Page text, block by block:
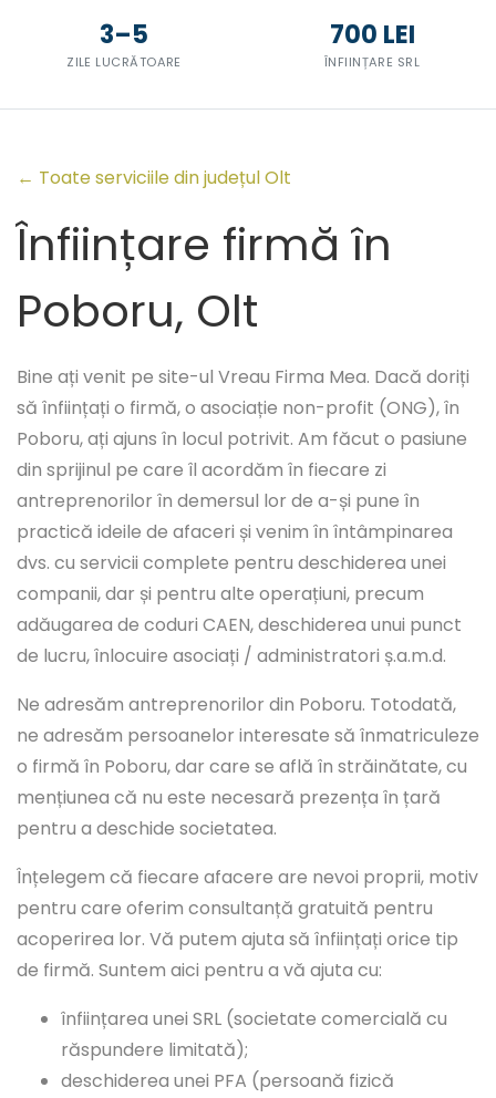
3–5
ZILE LUCRĂTOARE
700 LEI
ÎNFIINȚARE SRL
← Toate serviciile din județul Olt
Înființare firmă în
Poboru, Olt
Bine ați venit pe site-ul Vreau Firma Mea. Dacă doriți
să înființați o firmă, o asociație non-profit (ONG), în
Poboru, ați ajuns în locul potrivit. Am făcut o pasiune
din sprijinul pe care îl acordăm în fiecare zi
antreprenorilor în demersul lor de a-și pune în
practică ideile de afaceri și venim în întâmpinarea
dvs. cu servicii complete pentru deschiderea unei
companii, dar și pentru alte operațiuni, precum
adăugarea de coduri CAEN, deschiderea unui punct
de lucru, înlocuire asociați / administratori ș.a.m.d.
Ne adresăm antreprenorilor din Poboru. Totodată,
ne adresăm persoanelor interesate să înmatriculeze
o firmă în Poboru, dar care se află în străinătate, cu
mențiunea că nu este necesară prezența în țară
pentru a deschide societatea.
Înțelegem că fiecare afacere are nevoi proprii, motiv
pentru care oferim consultanță gratuită pentru
acoperirea lor. Vă putem ajuta să înființați orice tip
de firmă. Suntem aici pentru a vă ajuta cu:
înființarea unei SRL (societate comercială cu
răspundere limitată);
deschiderea unei PFA (persoană fizică